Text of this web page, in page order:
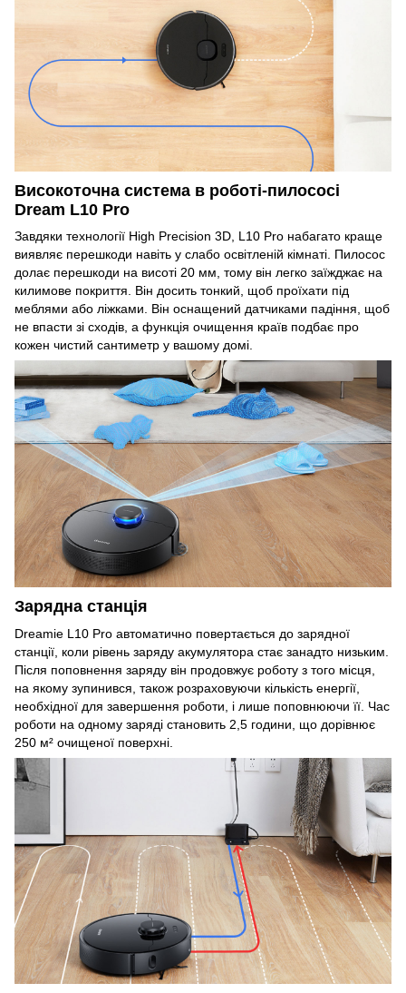
Високоточна система в роботі-пилососі
Dream L10 Pro
Завдяки технології High Precision 3D, L10 Pro набагато краще
виявляє перешкоди навіть у слабо освітленій кімнаті. Пилосос
долає перешкоди на висоті 20 мм, тому він легко заїжджає на
килимове покриття. Він досить тонкий, щоб проїхати під
меблями або ліжками. Він оснащений датчиками падіння, щоб
не впасти зі сходів, а функція очищення країв подбає про
кожен чистий сантиметр у вашому домі.
Зарядна станція
Dreamie L10 Pro автоматично повертається до зарядної
станції, коли рівень заряду акумулятора стає занадто низьким.
Після поповнення заряду він продовжує роботу з того місця,
на якому зупинився, також розраховуючи кількість енергії,
необхідної для завершення роботи, і лише поповнюючи її. Час
роботи на одному заряді становить 2,5 години, що дорівнює
250 м² очищеної поверхні.